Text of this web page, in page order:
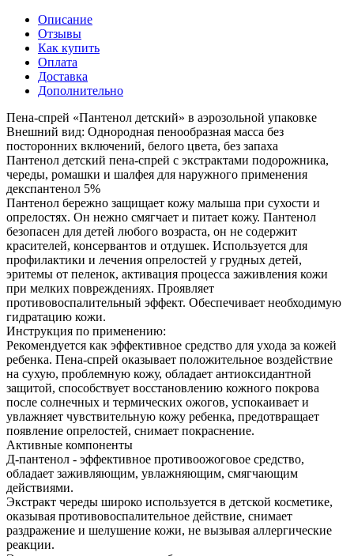
Описание
Отзывы
Как купить
Оплата
Доставка
Дополнительно
Пена-спрей «Пантенол детский» в аэрозольной упаковке
Внешний вид: Однородная пенообразная масса без
посторонних включений, белого цвета, без запаха
Пантенол детский пена-спрей с экстрактами подорожника,
череды, ромашки и шалфея для наружного применения
декспантенол 5%
Пантенол бережно защищает кожу малыша при сухости и
опрелостях. Он нежно смягчает и питает кожу. Пантенол
безопасен для детей любого возраста, он не содержит
красителей, консервантов и отдушек. Используется для
профилактики и лечения опрелостей у грудных детей,
эритемы от пеленок, активация процесса заживления кожи
при мелких повреждениях. Проявляет
противовоспалительный эффект. Обеспечивает необходимую
гидратацию кожи.
Инструкция по применению:
Рекомендуется как эффективное средство для ухода за кожей
ребенка. Пена-спрей оказывает положительное воздействие
на сухую, проблемную кожу, обладает антиоксидантной
защитой, способствует восстановлению кожного покрова
после солнечных и термических ожогов, успокаивает и
увлажняет чувствительную кожу ребенка, предотвращает
появление опрелостей, снимает покраснение.
Активные компоненты
Д-пантенол - эффективное противоожоговое средство,
обладает заживляющим, увлажняющим, смягчающим
действиями.
Экстракт череды широко используется в детской косметике,
оказывая противовоспалительное действие, снимает
раздражение и шелушение кожи, не вызывая аллергические
реакции.